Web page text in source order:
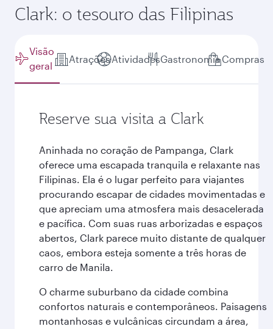
Clark: o tesouro das Filipinas
Visão
geral
AtraçõesAtividadesGastronomiaCompras
Reserve sua visita a Clark
Aninhada no coração de Pampanga, Clark
oferece uma escapada tranquila e relaxante nas
Filipinas. Ela é o lugar perfeito para viajantes
procurando escapar de cidades movimentadas e
que apreciam uma atmosfera mais desacelerada
e pacífica. Com suas ruas arborizadas e espaços
abertos, Clark parece muito distante de qualquer
caos, embora esteja somente a três horas de
carro de Manila.
O charme suburbano da cidade combina
confortos naturais e contemporâneos. Paisagens
montanhosas e vulcânicas circundam a área,